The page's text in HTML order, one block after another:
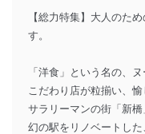
【総力特集】大人のた
す。
「洋食」という名の、
こだわり店が粒揃い、愉
サラリーマンの街「新橋
幻の駅をリノベートした